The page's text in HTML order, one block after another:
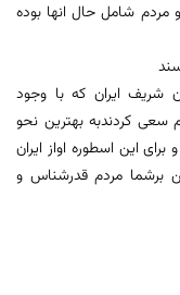
مردم شامل حال انها بوده
شریف ایران که با وجود
منحوس کوید۱۹کرونا بازهم سعی کردندبه بهترین نحو
این اسطوره اواز ایران
برشما مردم قدرشناس و